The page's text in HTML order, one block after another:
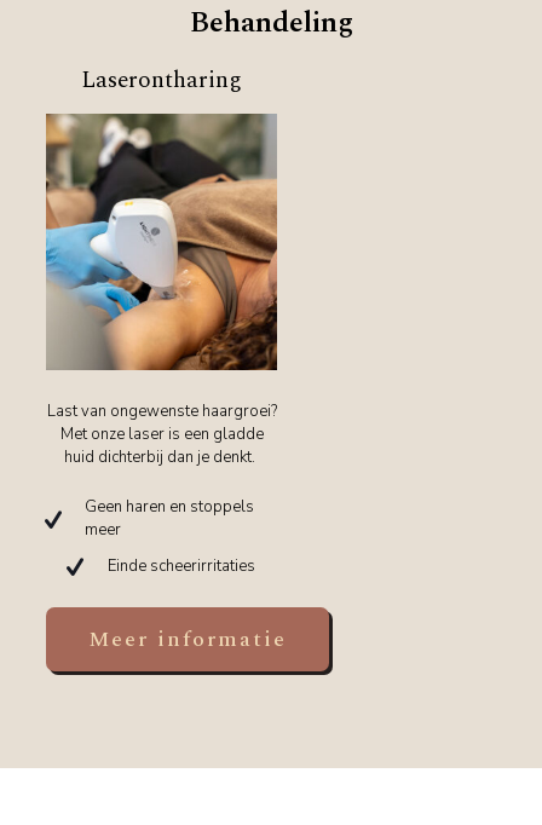
Behandeling
Laserontharing
Last van ongewenste haargroei?
Met onze laser is een gladde
huid dichterbij dan je denkt.
Geen haren en stoppels
meer
Einde scheerirritaties
Meer informatie